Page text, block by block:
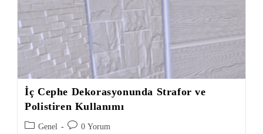
İç Cephe Dekorasyonunda Strafor ve
Polistiren Kullanımı
Genel 0 Yorum